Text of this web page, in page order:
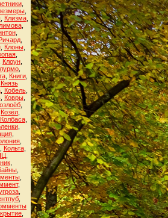
,
Клизма
,
,
,
, Клоны,
Клоун
, Книги,
Князь
, Кобель,
Ковры
Козёл
Колбаса
,
,
Кольта,
,
,
,